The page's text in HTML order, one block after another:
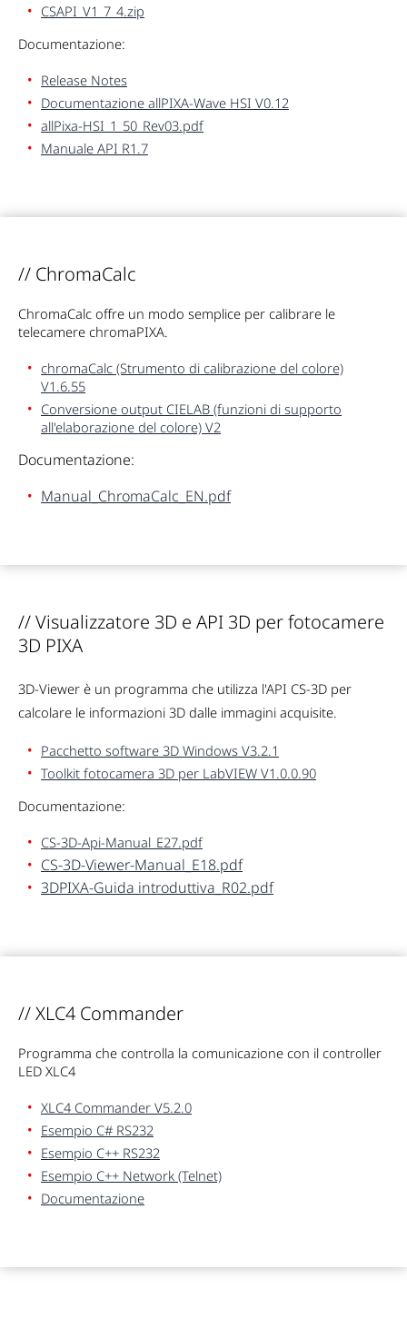
CSAPI_V1_7_4.zip
Documentazione:
Release Notes
Documentazione allPIXA-Wave HSI V0.12
allPixa-HSI_1_50_Rev03.pdf
Manuale API R1.7
// ChromaCalc
ChromaCalc offre un modo semplice per calibrare le
telecamere chromaPIXA.
chromaCalc (Strumento di calibrazione del colore)
V1.6.55
Conversione output CIELAB (funzioni di supporto
all'elaborazione del colore) V2
Documentazione:
Manual_ChromaCalc_EN.pdf
// Visualizzatore 3D e API 3D per fotocamere
3D PIXA
3D-Viewer è un programma che utilizza l'API CS-3D per
calcolare le informazioni 3D dalle immagini acquisite.
Pacchetto software 3D Windows V3.2.1
Toolkit fotocamera 3D per LabVIEW V1.0.0.90
Documentazione:
CS-3D-Api-Manual_E27.pdf
CS-3D-Viewer-Manual_E18.pdf
3DPIXA-Guida introduttiva_R02.pdf
// XLC4 Commander
Programma che controlla la comunicazione con il controller
LED XLC4
XLC4 Commander V5.2.0
Esempio C# RS232
Esempio C++ RS232
Esempio C++ Network (Telnet)
Documentazione